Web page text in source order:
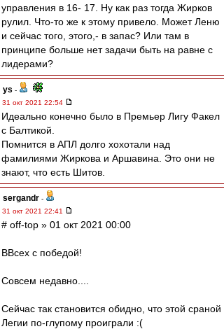
управления в 16- 17. Ну как раз тогда Жирков
рулил. Что-то же к этому привело. Может Леню
и сейчас того, этого,- в запас? Или там в
принципе больше нет задачи быть на равне с
лидерами?
ys -
31 окт 2021 22:54
Идеально конечно было в Премьер Лигу Факел
с Балтикой.
Помнится в АПЛ долго хохотали над
фамилиями Жиркова и Аршавина. Это они не
знают, что есть Шитов.
sergandr -
31 окт 2021 22:41
# off-top » 01 окт 2021 00:00
ВВсех с победой!
Совсем недавно....
Сейчас так становится обидно, что этой сраной
Легии по-глупому проиграли :(